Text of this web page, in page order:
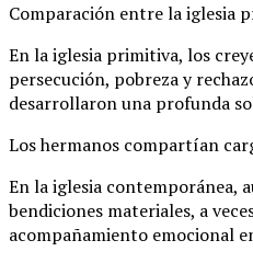
Comparación entre la iglesia
En la iglesia primitiva, los
persecución, pobreza y
desarrollaron una profunda
Los hermanos compartían
En la iglesia contemporánea,
bendiciones materiales, a
acompañamiento emocional